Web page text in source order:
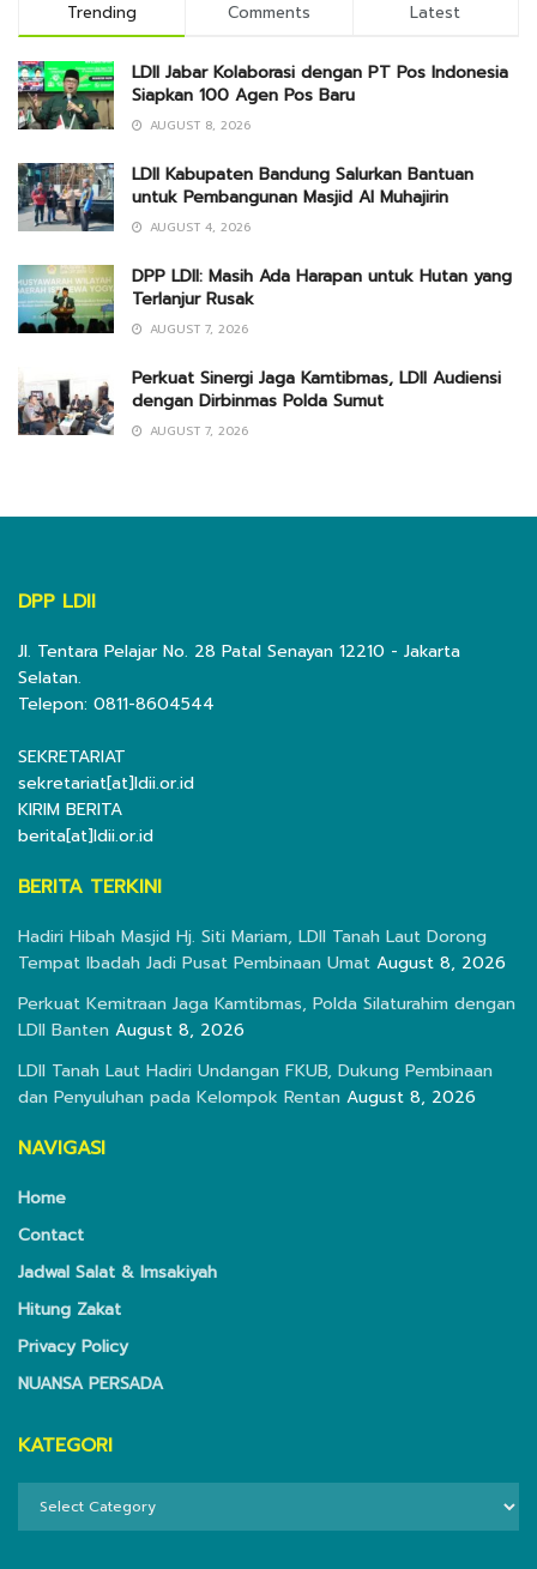
Trending Comments Latest
LDII Jabar Kolaborasi dengan PT Pos Indonesia
Siapkan 100 Agen Pos Baru
AUGUST 8, 2026
LDII Kabupaten Bandung Salurkan Bantuan
untuk Pembangunan Masjid Al Muhajirin
AUGUST 4, 2026
DPP LDII: Masih Ada Harapan untuk Hutan yang
Terlanjur Rusak
AUGUST 7, 2026
Perkuat Sinergi Jaga Kamtibmas, LDII Audiensi
dengan Dirbinmas Polda Sumut
AUGUST 7, 2026
DPP LDII
Jl. Tentara Pelajar No. 28 Patal Senayan 12210 - Jakarta
Selatan.
Telepon: 0811-8604544
SEKRETARIAT
sekretariat[at]ldii.or.id
KIRIM BERITA
berita[at]ldii.or.id
BERITA TERKINI
Hadiri Hibah Masjid Hj. Siti Mariam, LDII Tanah Laut Dorong
Tempat Ibadah Jadi Pusat Pembinaan Umat August 8, 2026
Perkuat Kemitraan Jaga Kamtibmas, Polda Silaturahim dengan
LDII Banten August 8, 2026
LDII Tanah Laut Hadiri Undangan FKUB, Dukung Pembinaan
dan Penyuluhan pada Kelompok Rentan August 8, 2026
NAVIGASI
Home
Contact
Jadwal Salat & Imsakiyah
Hitung Zakat
Privacy Policy
NUANSA PERSADA
KATEGORI
KATEGORI